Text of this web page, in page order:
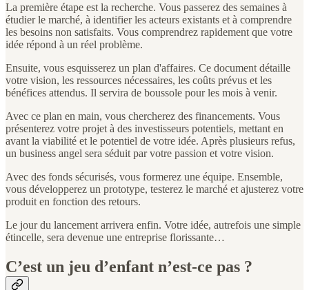
La première étape est la recherche. Vous passerez des semaines à
étudier le marché, à identifier les acteurs existants et à comprendre
les besoins non satisfaits. Vous comprendrez rapidement que votre
idée répond à un réel problème.
Ensuite, vous esquisserez un plan d'affaires. Ce document détaille
votre vision, les ressources nécessaires, les coûts prévus et les
bénéfices attendus. Il servira de boussole pour les mois à venir.
Avec ce plan en main, vous chercherez des financements. Vous
présenterez votre projet à des investisseurs potentiels, mettant en
avant la viabilité et le potentiel de votre idée. Après plusieurs refus,
un business angel sera séduit par votre passion et votre vision.
Avec des fonds sécurisés, vous formerez une équipe. Ensemble,
vous développerez un prototype, testerez le marché et ajusterez votre
produit en fonction des retours.
Le jour du lancement arrivera enfin. Votre idée, autrefois une simple
étincelle, sera devenue une entreprise florissante…
C’est un jeu d’enfant n’est-ce pas ?